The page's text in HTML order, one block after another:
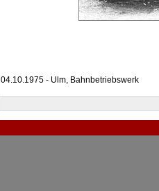
04.10.1975 - Ulm, Bahnbetriebswerk